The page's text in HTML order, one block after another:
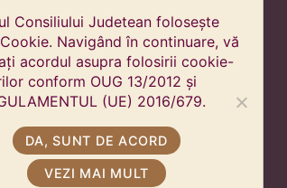
Consiliului Judetean folosește
Navigând în continuare, vă
acordul asupra folosirii cookie-
conform OUG 13/2012 și
(UE) 2016/679.
DA, SUNT DE ACORD
VEZI MAI MULT